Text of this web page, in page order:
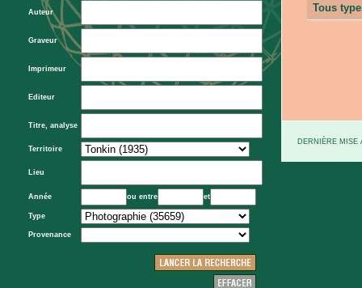
Auteur
Graveur
Imprimeur
Editeur
Titre, analyse
Territoire
Lieu
Année ou entre et
Type
Provenance
Tous
DERNIÈRE MISE